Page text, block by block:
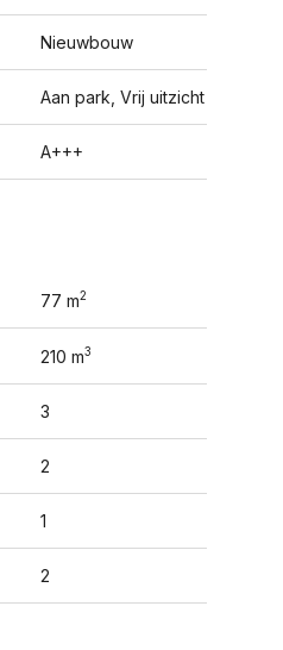
Nieuwbouw
Aan park, Vrij uitzicht
A+++
77 m2
210 m3
3
2
1
2